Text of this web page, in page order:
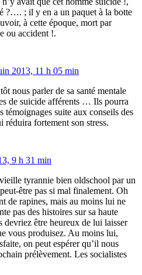
?…. ; il y en a un paquet à la botte
à cette époque, mort par
ou accident !.
2013, 11 h 05 min
nous parler de sa santé mentale
de suicide afférents … Ils pourra
témoignages suite aux conseils des
réduira fortement son stress.
9 h 31 min
tyrannie bien oldschool par un
être pas si mal finalement. Oh
de rapines, mais au moins lui ne
pas des histoires sur sa haute
être heureux de lui laisser
vous produisez. Au moins lui,
on peut espérer qu’il nous
prélèvement. Les socialistes